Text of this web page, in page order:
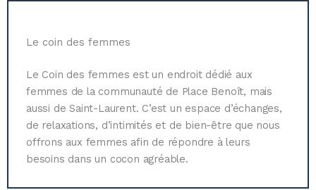
Le coin des femmes
Le Coin des femmes est un endroit dédié aux
femmes de la communauté de Place Benoît, mais
aussi de Saint-Laurent. C’est un espace d’échanges,
de relaxations, d’intimités et de bien-être que nous
offrons aux femmes afin de répondre à leurs
besoins dans un cocon agréable.